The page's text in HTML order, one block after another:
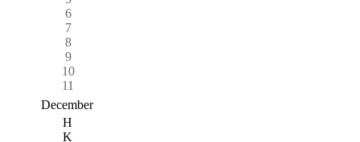
6
7
8
9
10
11
December
H
K